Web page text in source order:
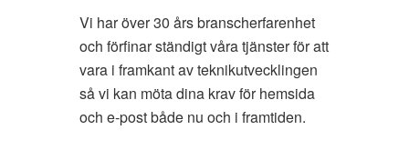
Vi har över 30 års branscherfarenhet
och förfinar ständigt våra tjänster för att
vara i framkant av teknikutvecklingen
så vi kan möta dina krav för hemsida
och e-post både nu och i framtiden.